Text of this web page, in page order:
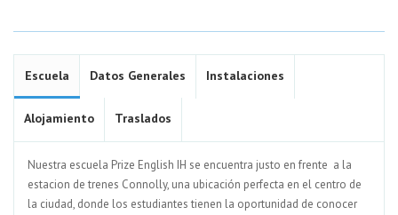
Escuela Datos Generales Instalaciones
Alojamiento Traslados
Nuestra escuela Prize English IH se encuentra justo en frente a la
estacion de trenes Connolly, una ubicación perfecta en el centro de
la ciudad, donde los estudiantes tienen la oportunidad de conocer